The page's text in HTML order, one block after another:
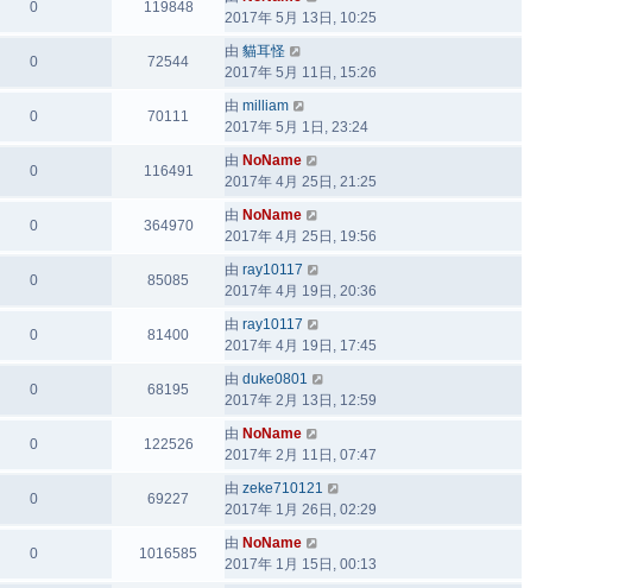
0 119848
2017年 5月 13日, 10:25
0 72544
由 貓耳怪
2017年 5月 11日, 15:26
0 70111
由 milliam
2017年 5月 1日, 23:24
0 116491
由 NoName
2017年 4月 25日, 21:25
0 364970
由 NoName
2017年 4月 25日, 19:56
0 85085
由 ray10117
2017年 4月 19日, 20:36
0 81400
由 ray10117
2017年 4月 19日, 17:45
0 68195
由 duke0801
2017年 2月 13日, 12:59
0 122526
由 NoName
2017年 2月 11日, 07:47
0 69227
由 zeke710121
2017年 1月 26日, 02:29
0 1016585
由 NoName
2017年 1月 15日, 00:13